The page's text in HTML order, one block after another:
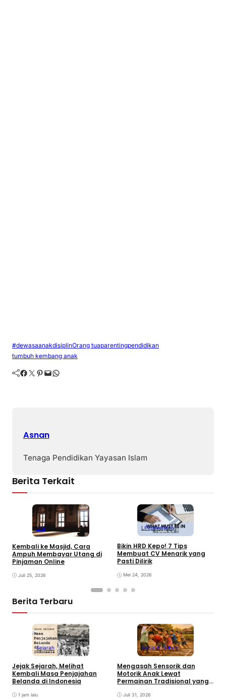
#dewasaanakdisiplinOrang tuaparentingpendidikan
tumbuh kembang anak
Facebook Twitter Pinterest Mail WhatsApp
Asnan
Tenaga Pendidikan Yayasan Islam
Berita Terkait
Life
Kembali ke Masjid, Cara
Ampuh Membayar Utang di
Pinjaman Online
Juli 25, 2026
Lifepekerjaan
Bikin HRD Kepo! 7 Tips
Membuat CV Menarik yang
Pasti Dilirik
Mei 24, 2026
Berita Terbaru
Sejarah
Jejak Sejarah, Melihat
Kembali Masa Penjajahan
Belanda di Indonesia
1 jam lalu
Social & Culture
Mengasah Sensorik dan
Motorik Anak Lewat
Permainan Tradisional yang
Juli 31, 2026